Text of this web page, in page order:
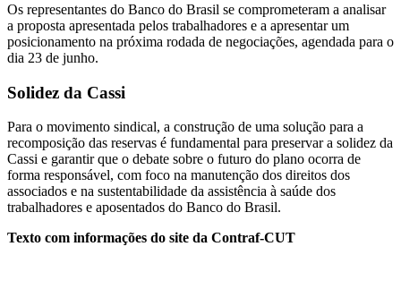
Os representantes do Banco do Brasil se comprometeram a analisar
a proposta apresentada pelos trabalhadores e a apresentar um
posicionamento na próxima rodada de negociações, agendada para o
dia 23 de junho.
Solidez da Cassi
Para o movimento sindical, a construção de uma solução para a
recomposição das reservas é fundamental para preservar a solidez da
Cassi e garantir que o debate sobre o futuro do plano ocorra de
forma responsável, com foco na manutenção dos direitos dos
associados e na sustentabilidade da assistência à saúde dos
trabalhadores e aposentados do Banco do Brasil.
Texto com informações do site da Contraf-CUT